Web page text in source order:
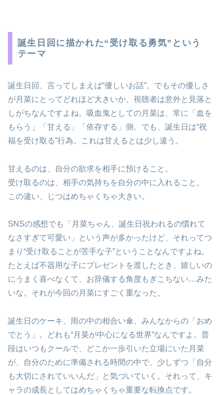
誕生日回に描かれた“受け取る勇気”という
テーマ
誕生日回、言ってしまえば“優しいお話”。でもその優しさ
が月菜にとってどれほど大きいか、視聴者は意外と見落と
しがちなんですよね。吸血鬼としての月菜は、常に「血を
もらう」「甘える」「依存する」側。でも、誕生日は“祝
福を受け取る”行為。これは甘えるとは少し違う。
甘えるのは、自分の欲求を相手に預けること。
受け取るのは、相手の気持ちを自分の中に入れること。
この違い、じつはめちゃくちゃ大きい。
SNSの感想でも「月菜ちゃん、誕生日祝われるの慣れて
なさすぎて可愛い」という声が多かったけど、それってつ
まり“受け取ることが苦手な子”ということなんですよね。
たとえば不器用な子にプレゼントを渡したとき、嬉しいの
にうまく喜べなくて、お辞儀する角度もぎこちない…みた
いな。それが今回の月菜にすごく重なった。
誕生日のケーキ、雨の中の相合い傘、みんなからの「おめ
でとう」。どれも“月菜が中心になる世界”なんですよ。普
段はいつもクールで、どこか一歩引いた立場にいた月菜
が、自分のために準備される時間の中で、少しずつ「自分
も大切にされていいんだ」と気づいていく。それって、キ
ャラの成長としてはめちゃくちゃ重要な転換点です。